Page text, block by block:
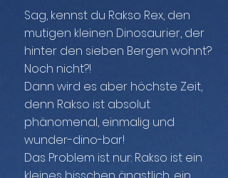
Sag, kennst du Rakso Rex, den
mutigen kleinen Dinosaurier, der
hinter den sieben Bergen wohnt?
Noch nicht?!
Dann wird es aber höchste Zeit,
denn Rakso ist absolut
phänomenal, einmalig und
wunder-dino-bar!
Das Problem ist nur: Rakso ist ein